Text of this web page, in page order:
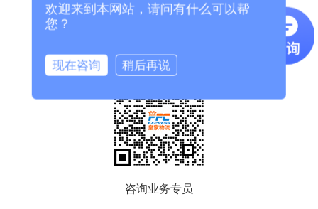
咨询业务专员
欢迎来到本网站，请问有什么可以帮
您？
现在咨询 稍后再说